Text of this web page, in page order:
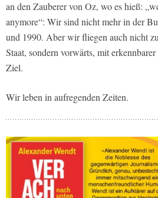
an den Zauberer von Oz, wo es hieß:
anymore“: Wir sind nicht mehr in der
und 1990. Aber wir fliegen auch nicht
Staat, sondern vorwärts, mit
Ziel.
Wir leben in aufregenden Zeiten.